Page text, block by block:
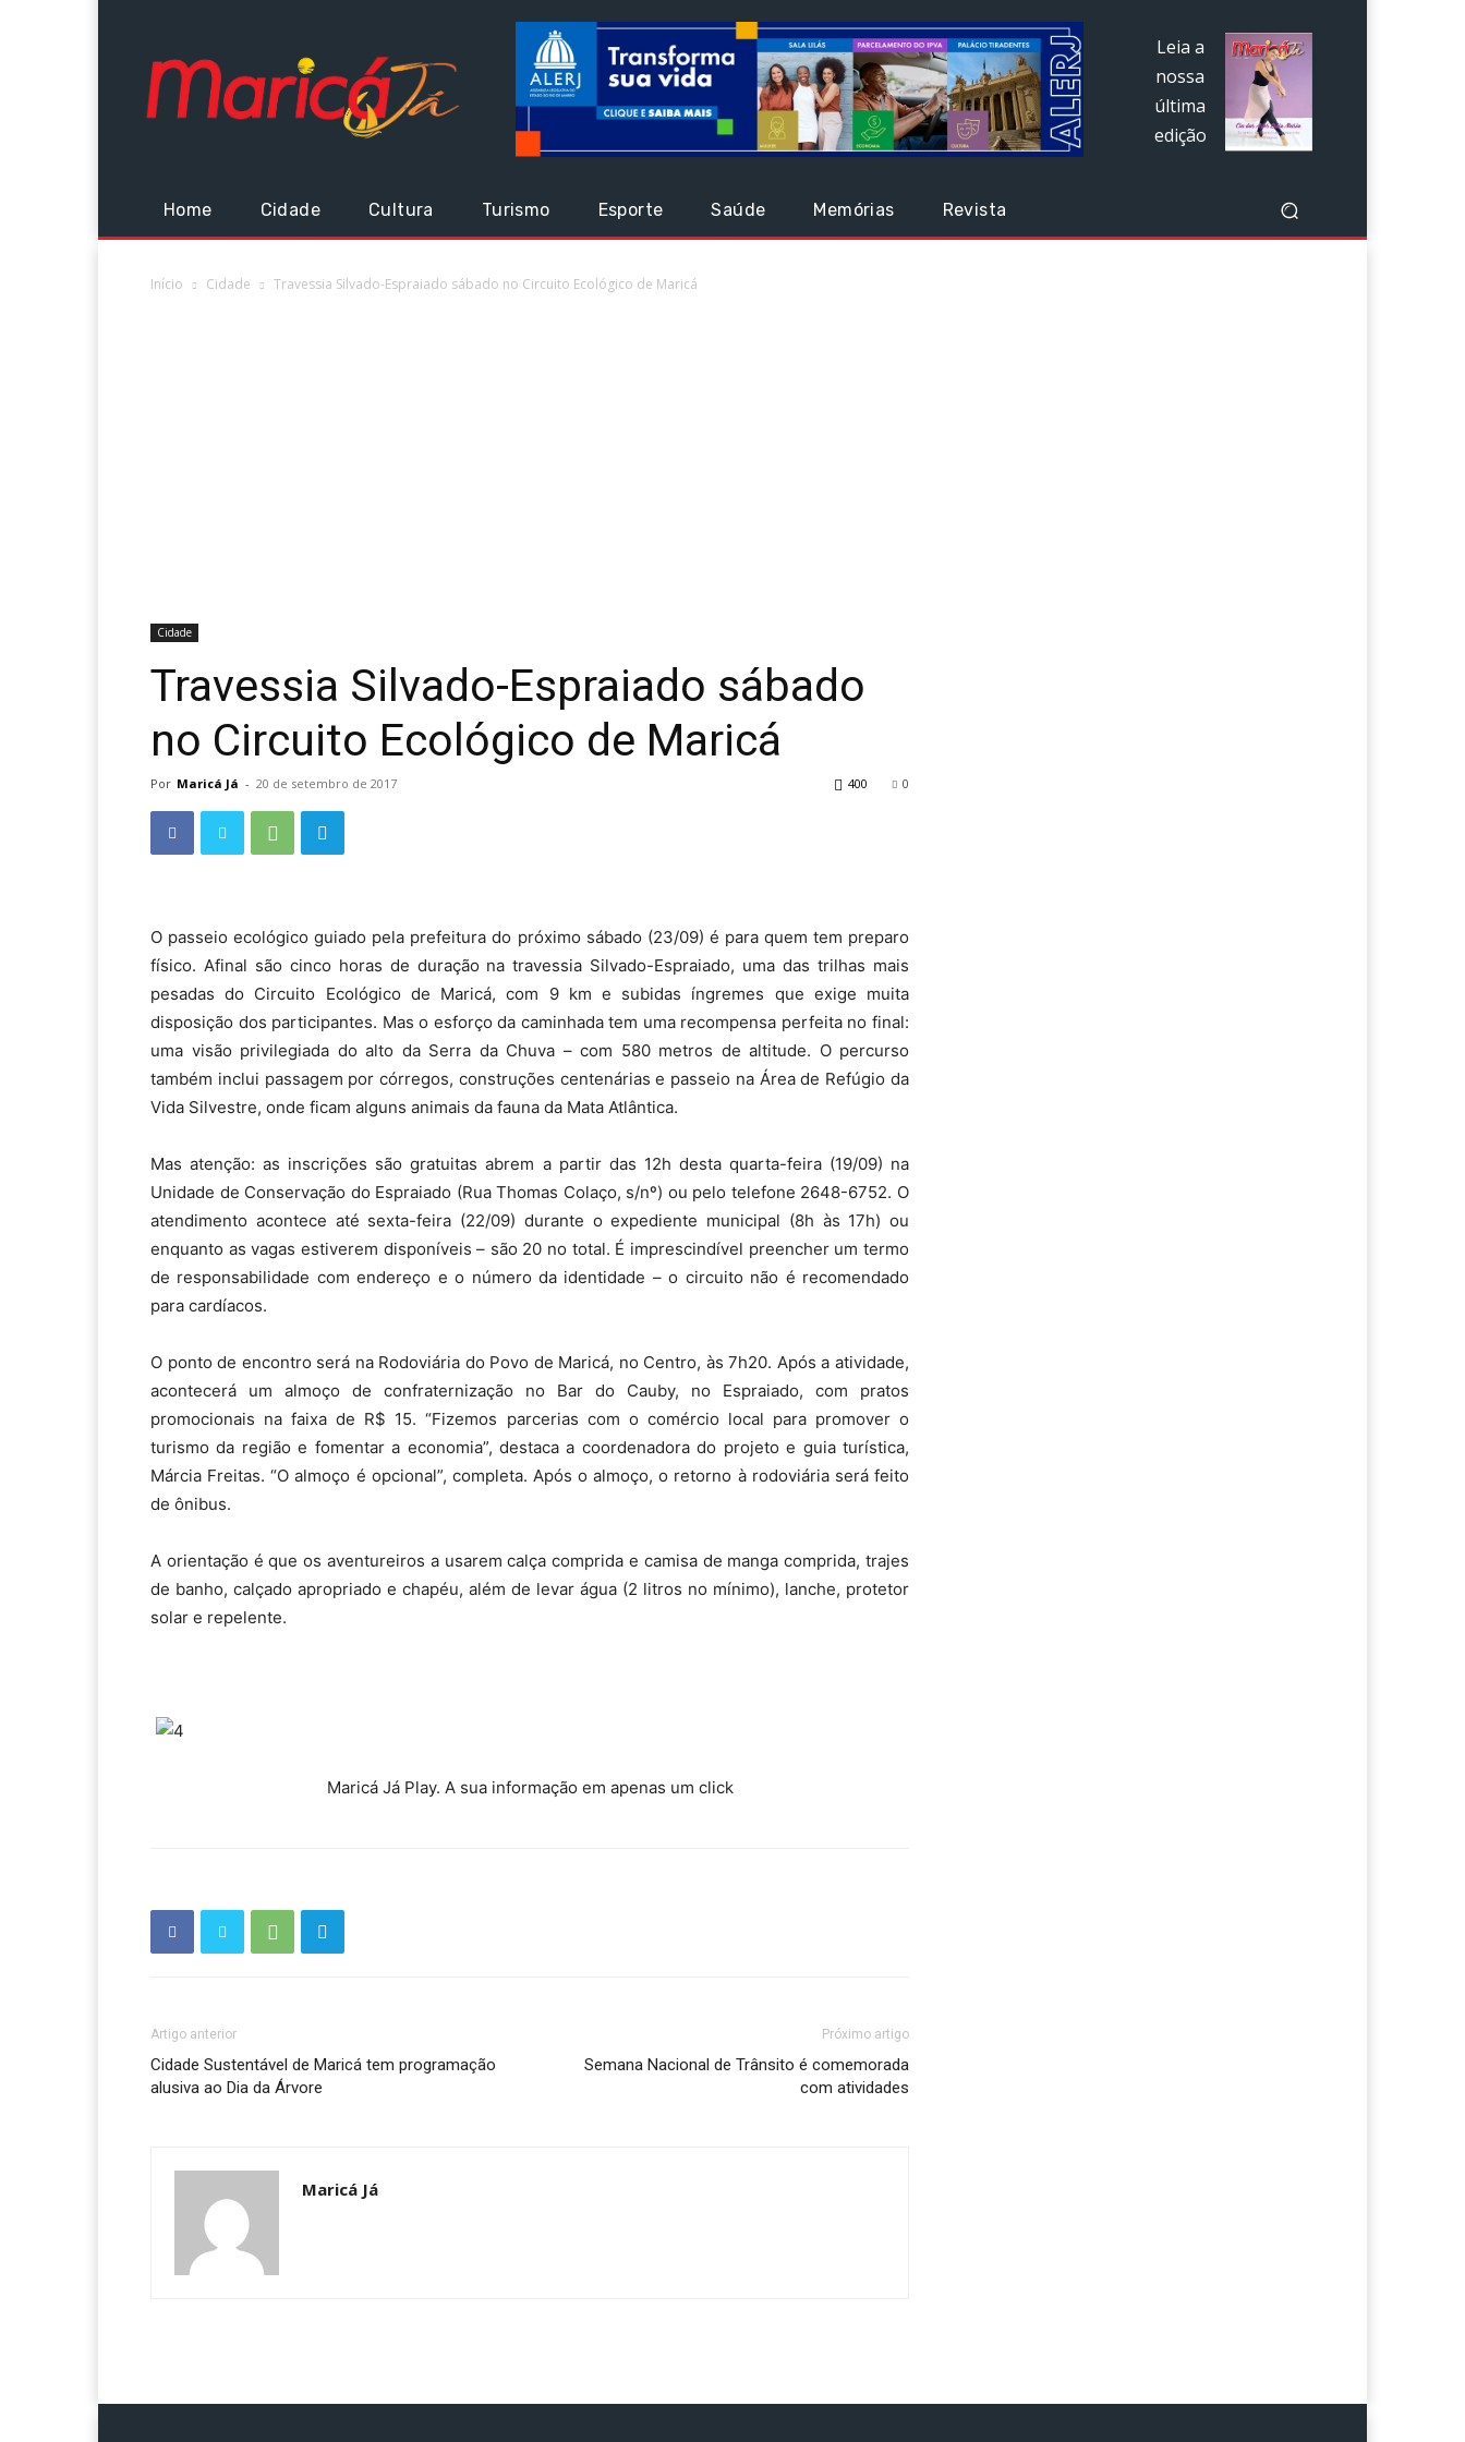
Leia a
nossa
última
edição
Home Cidade Cultura Turismo Esporte Saúde Memórias Revista
Início Cidade Travessia Silvado-Espraiado sábado no Circuito Ecológico de Maricá
Cidade
Travessia Silvado-Espraiado sábado
no Circuito Ecológico de Maricá
Por Maricá Já - 20 de setembro de 2017 0
400
O passeio ecológico guiado pela prefeitura do próximo sábado (23/09) é para quem tem preparo
físico. Afinal são cinco horas de duração na travessia Silvado-Espraiado, uma das trilhas mais
pesadas do Circuito Ecológico de Maricá, com 9 km e subidas íngremes que exige muita
disposição dos participantes. Mas o esforço da caminhada tem uma recompensa perfeita no final:
uma visão privilegiada do alto da Serra da Chuva – com 580 metros de altitude. O percurso
também inclui passagem por córregos, construções centenárias e passeio na Área de Refúgio da
Vida Silvestre, onde ficam alguns animais da fauna da Mata Atlântica.
Mas atenção: as inscrições são gratuitas abrem a partir das 12h desta quarta-feira (19/09) na
Unidade de Conservação do Espraiado (Rua Thomas Colaço, s/nº) ou pelo telefone 2648-6752. O
atendimento acontece até sexta-feira (22/09) durante o expediente municipal (8h às 17h) ou
enquanto as vagas estiverem disponíveis – são 20 no total. É imprescindível preencher um termo
de responsabilidade com endereço e o número da identidade – o circuito não é recomendado
para cardíacos.
O ponto de encontro será na Rodoviária do Povo de Maricá, no Centro, às 7h20. Após a atividade,
acontecerá um almoço de confraternização no Bar do Cauby, no Espraiado, com pratos
promocionais na faixa de R$ 15. “Fizemos parcerias com o comércio local para promover o
turismo da região e fomentar a economia”, destaca a coordenadora do projeto e guia turística,
Márcia Freitas. “O almoço é opcional”, completa. Após o almoço, o retorno à rodoviária será feito
de ônibus.
A orientação é que os aventureiros a usarem calça comprida e camisa de manga comprida, trajes
de banho, calçado apropriado e chapéu, além de levar água (2 litros no mínimo), lanche, protetor
solar e repelente.
Maricá Já Play. A sua informação em apenas um click
Artigo anterior
Cidade Sustentável de Maricá tem programação
alusiva ao Dia da Árvore
Próximo artigo
Semana Nacional de Trânsito é comemorada
com atividades
Maricá Já